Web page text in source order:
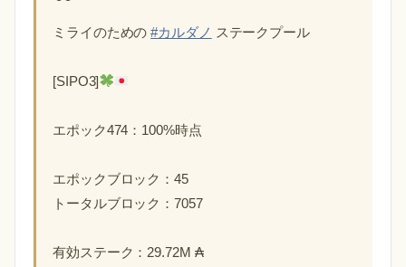
ミライのための#カルダノ ステークプール
[SIPO3]
エポック474：100%時点
エポックブロック：45
トータルブロック：7057
有効ステーク：29.72M ₳